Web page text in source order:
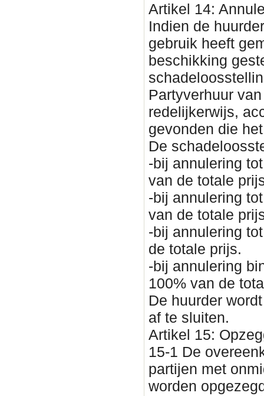
Artikel 14:
Indien de
gebruik heeft
beschikking
Partyverhuur
redelijkerwijs,
gevonden die
De
-bij annulering
van de totale
-bij annulering
van de totale
-bij annulering
de totale prijs.
-bij annulering
100% van de
De huurder
af te sluiten.
Artikel 15:
15-1 De
partijen met
worden